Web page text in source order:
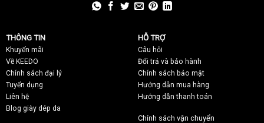
THÔNG TIN
Khuyến mãi
Về KEEDO
Chính sách đại lý
Tuyển dụng
Liên hệ
Blog giày dép da
HỖ TRỢ
Câu hỏi
Đổi trả và bảo hành
Chính sách bảo mật
Hướng dẫn mua hàng
Hướng dẫn thanh toán
Chính sách vận chuyển